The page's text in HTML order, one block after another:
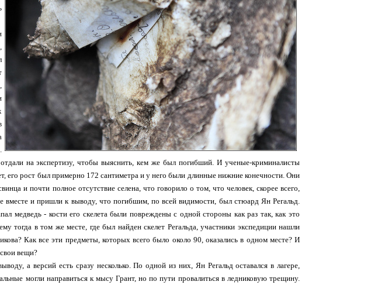
на экспертизу, чтобы выяснить, кем же был погибший. И ученые-криминалисты
его рост был примерно 172 сантиметра и у него были длинные нижние конечности. Они
и почти полное отсутствие селена, что говорило о том, что человек, скорее всего,
и пришли к выводу, что погибшим, по всей видимости, был стюард Ян Регальд.
медведь - кости его скелета были повреждены с одной стороны как раз так, как это
тогда в том же месте, где был найден скелет Регальда, участники экспедиции нашли
Как все эти предметы, которых всего было около 90, оказались в одном месте? И
вещи?
а версий есть сразу несколько. По одной из них, Ян Регальд оставался в лагере,
могли направиться к мысу Грант, но по пути провалиться в ледниковую трещину.